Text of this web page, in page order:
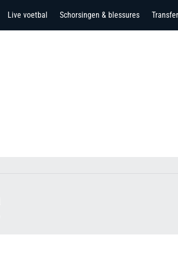
Live voetbal Schorsingen & blessures